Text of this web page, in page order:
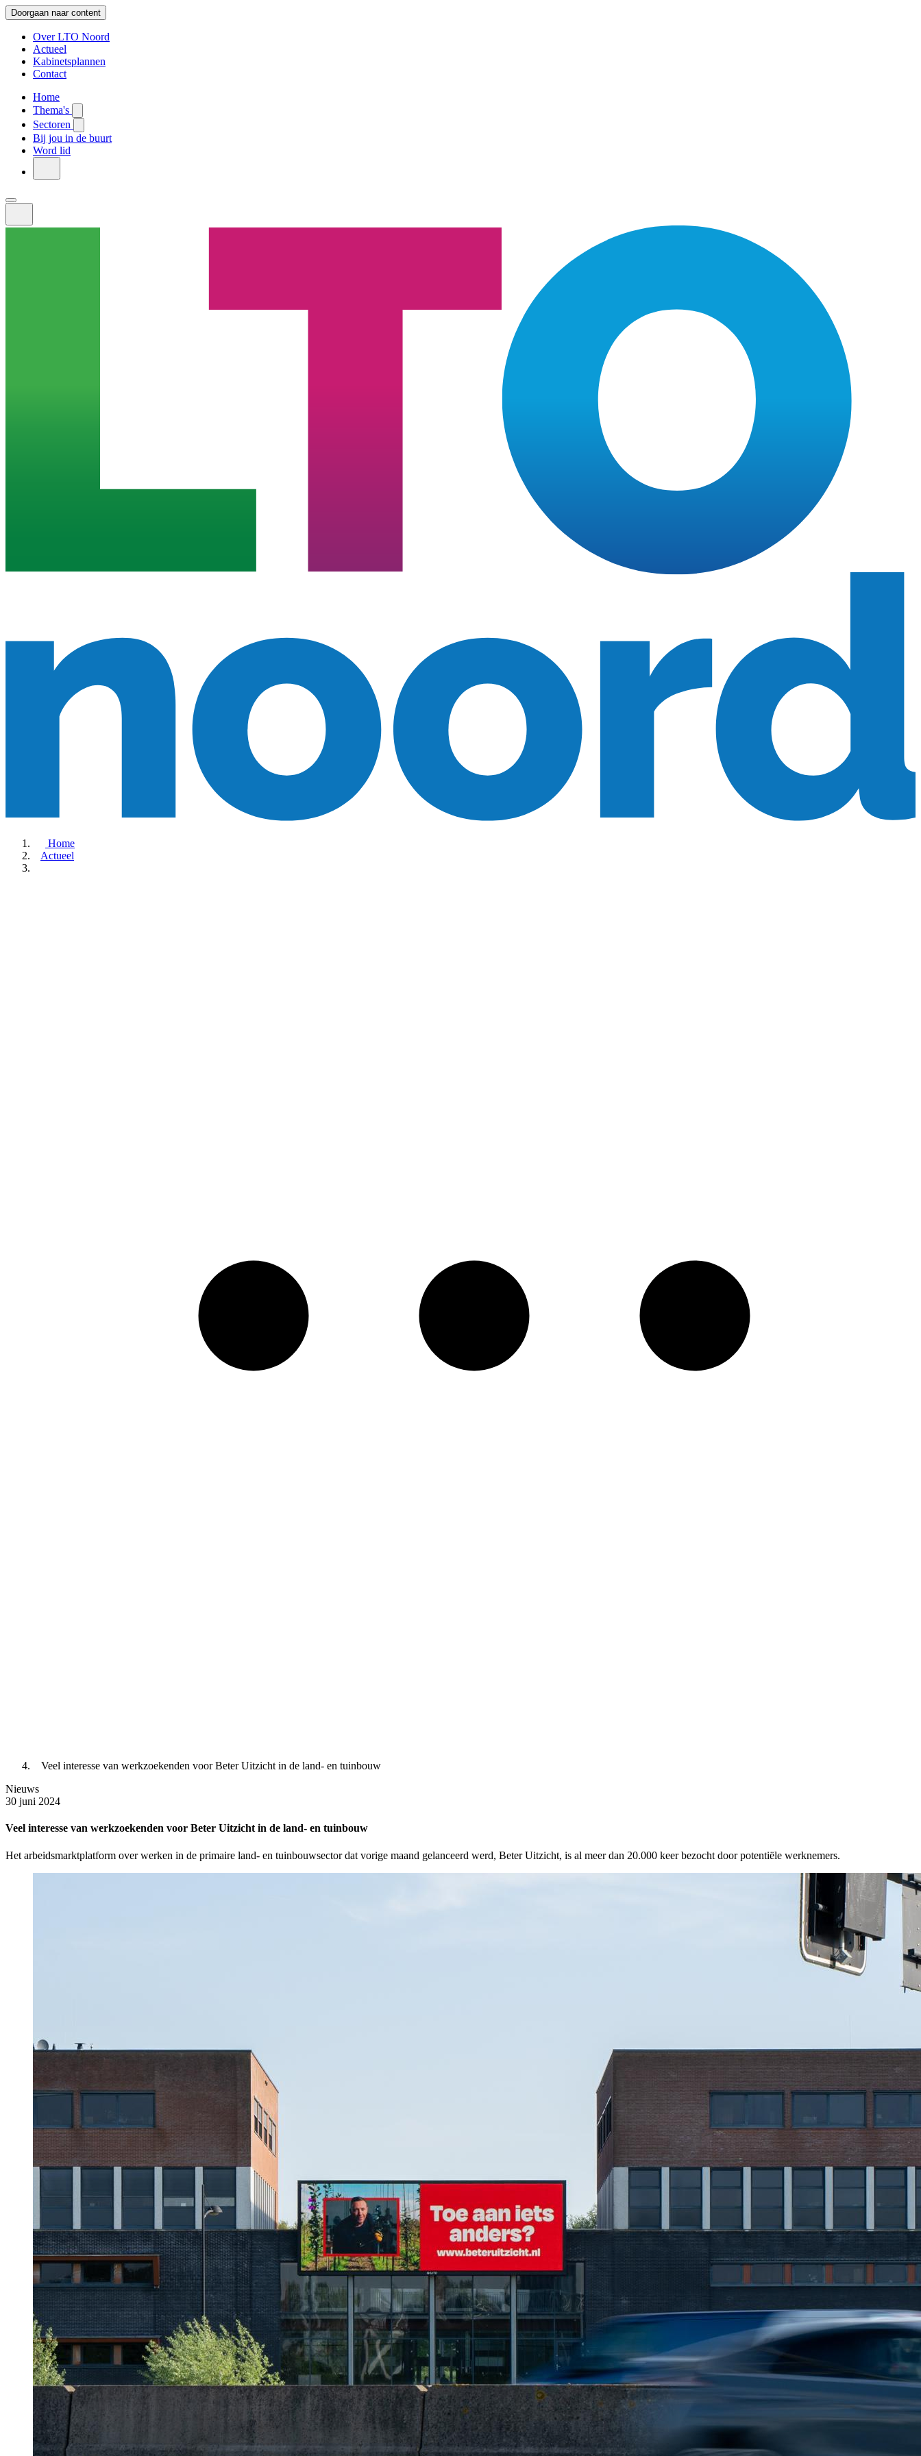
Doorgaan naar content
Over LTO Noord
Actueel
Kabinetsplannen
Contact
Home
Thema's
Sectoren
Bij jou in de buurt
Word lid
Home
Actueel
Veel interesse van werkzoekenden voor Beter Uitzicht in de land- en tuinbouw
Nieuws
30 juni 2024
Veel interesse van werkzoekenden voor Beter Uitzicht in de land- en tuinbouw
Het arbeidsmarktplatform over werken in de primaire land- en tuinbouwsector dat vorige maand gelanceerd werd, Beter Uitzicht, is al meer dan 20.000 keer bezocht door potentiële werknemers.